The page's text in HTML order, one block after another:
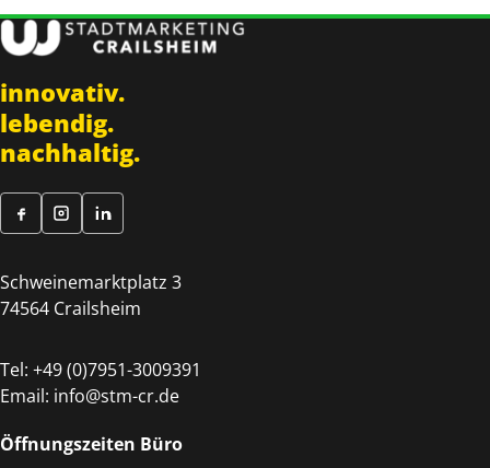
innovativ.
lebendig.
nachhaltig.
Schweinemarktplatz 3
74564 Crailsheim
Tel: +49 (0)7951-3009391
Email: info@stm-cr.de
Öffnungszeiten Büro